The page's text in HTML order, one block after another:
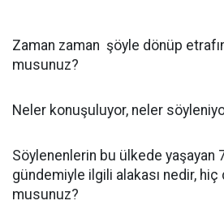
Zaman zaman şöyle dönüp
musunuz?
Neler konuşuluyor, neler
Söylenenlerin bu ülkede yaşayan
gündemiyle ilgili alakası nedir,
musunuz?